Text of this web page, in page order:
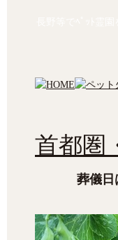
首都圏
葬儀日